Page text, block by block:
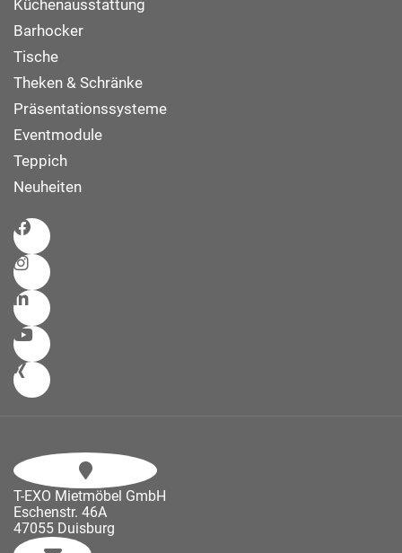
Küchenausstattung
Barhocker
Tische
Theken & Schränke
Präsentationssysteme
Eventmodule
Teppich
Neuheiten
T-EXO Mietmöbel GmbH
Eschenstr. 46A
47055 Duisburg